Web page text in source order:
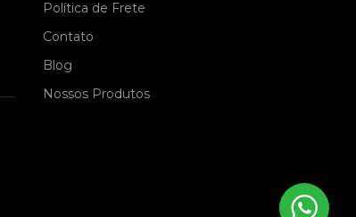
Política de Frete
Contato
Blog
Nossos Produtos